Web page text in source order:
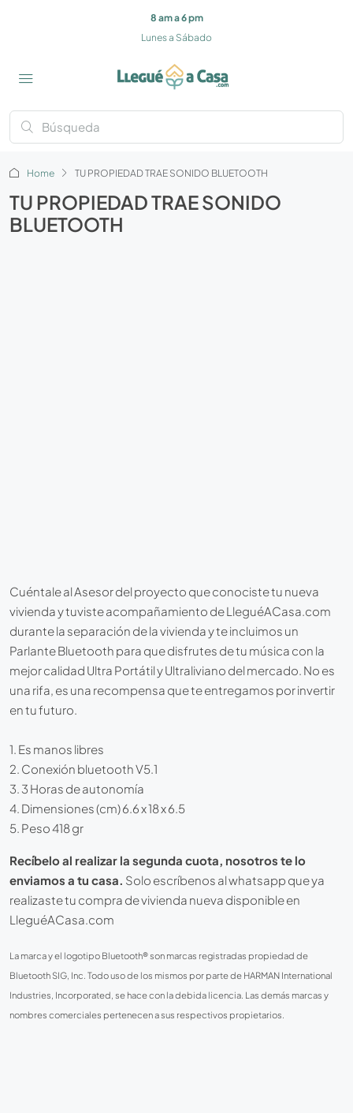
8 am a 6 pm
Lunes a Sábado
Home TU PROPIEDAD TRAE SONIDO BLUETOOTH
TU PROPIEDAD TRAE SONIDO
BLUETOOTH
Cuéntale al Asesor del proyecto que conociste tu nueva
vivienda y tuviste acompañamiento de LleguéACasa.com
durante la separación de la vivienda y te incluimos un
Parlante Bluetooth para que disfrutes de tu música con la
mejor calidad Ultra Portátil y Ultraliviano del mercado. No es
una rifa, es una recompensa que te entregamos por invertir
en tu futuro.
1. Es manos libres
2. Conexión bluetooth V5.1
3. 3 Horas de autonomía
4. Dimensiones (cm) 6.6 x 18 x 6.5
5. Peso 418 gr
Recíbelo al realizar la segunda cuota, nosotros te lo
enviamos a tu casa. Solo escríbenos al whatsapp que ya
realizaste tu compra de vivienda nueva disponible en
LleguéACasa.com
La marca y el logotipo Bluetooth® son marcas registradas propiedad de
Bluetooth SIG, Inc. Todo uso de los mismos por parte de HARMAN International
Industries, Incorporated, se hace con la debida licencia. Las demás marcas y
nombres comerciales pertenecen a sus respectivos propietarios.